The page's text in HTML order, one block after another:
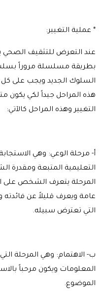
* عملية التغيير:
بطريقة مسلسلة مروراً
السلوك الجديد ويجب على
هذه المراحل جيداً لكي يكون
التغيير وهذه المراحل كالآتي:
أ‌- مرحلة الوعي: وهي الاستجابة
التعليمية المتبعة
المرحلة يتعرف الشخص على
عامة ويعرف قليلاً عن فائدته
التي تعترض سبيله.
ب- الاهتمام: وهي المرحلة
المعلومات ويكون مرحباً
الموضوع.